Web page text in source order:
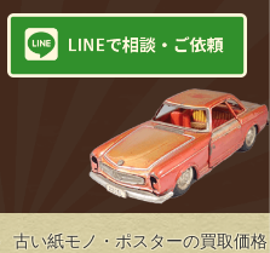
古い紙モノ・ポスターの買取価格